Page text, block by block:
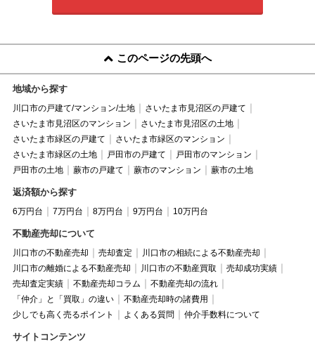
このページの先頭へ
地域から探す
川口市の戸建て/マンション/土地
さいたま市見沼区の戸建て
さいたま市見沼区のマンション
さいたま市見沼区の土地
さいたま市緑区の戸建て
さいたま市緑区のマンション
さいたま市緑区の土地
戸田市の戸建て
戸田市のマンション
戸田市の土地
蕨市の戸建て 蕨市のマンション 蕨市の土地
返済額から探す
6万円台 7万円台 8万円台 9万円台 10万円台
不動産売却について
川口市の不動産売却 売却査定
川口市の相続による不動産売却
川口市の離婚による不動産売却
川口市の不動産買取
売却成功実績
売却査定実績
不動産売却コラム
不動産売却の流れ
「仲介」と「買取」の違い
不動産売却時の諸費用
少しでも高く売るポイント
よくある質問 仲介手数料について
サイトコンテンツ